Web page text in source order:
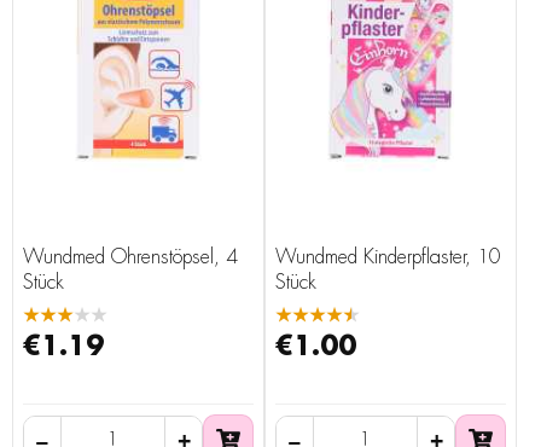
Wundmed Ohrenstöpsel, 4
Stück
★★★★★
€1.19
Wundmed Kinderpflaster, 10
Stück
★★★★★
€1.00